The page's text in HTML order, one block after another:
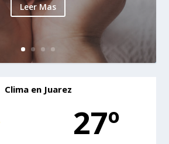
Leer Mas
Clima en Juarez
27º